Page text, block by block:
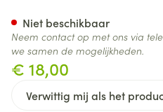
€ 18,00
Verwittig mij als het
Niet beschikbaar
Neem contact op met ons via
we samen de mogelijkheden.